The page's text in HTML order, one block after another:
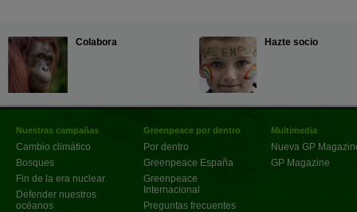
Colabora Hazte socio
Nuestras campañas
Cambio climático
Bosques
Fin de la era nuclear
Defender nuestros
océanos
Greenpeace por dentro
Por dentro
Greenpeace España
Greenpeace
Internacional
Preguntas frecuentes
Multimedia
Nueva GP
GP Magazine